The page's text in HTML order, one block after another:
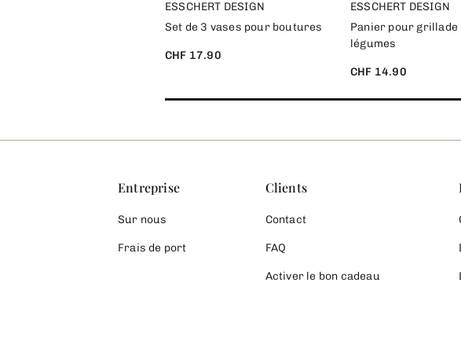
ESSCHERT DESIGN
Set de 3 vases pour boutures
CHF 17.90
ESSCHERT DESIGN
Panier pour grillade
légumes
CHF 14.90
Entreprise
Sur nous
Frais de port
Clients
Contact
FAQ
Activer le bon cadeau